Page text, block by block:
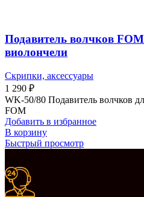
Подавитель волчков
виолончели
Скрипки, аксессуары
1 290 ₽
WK-50/80 Подавитель волчков
FOM
Добавить в избранное
В корзину
Быстрый просмотр